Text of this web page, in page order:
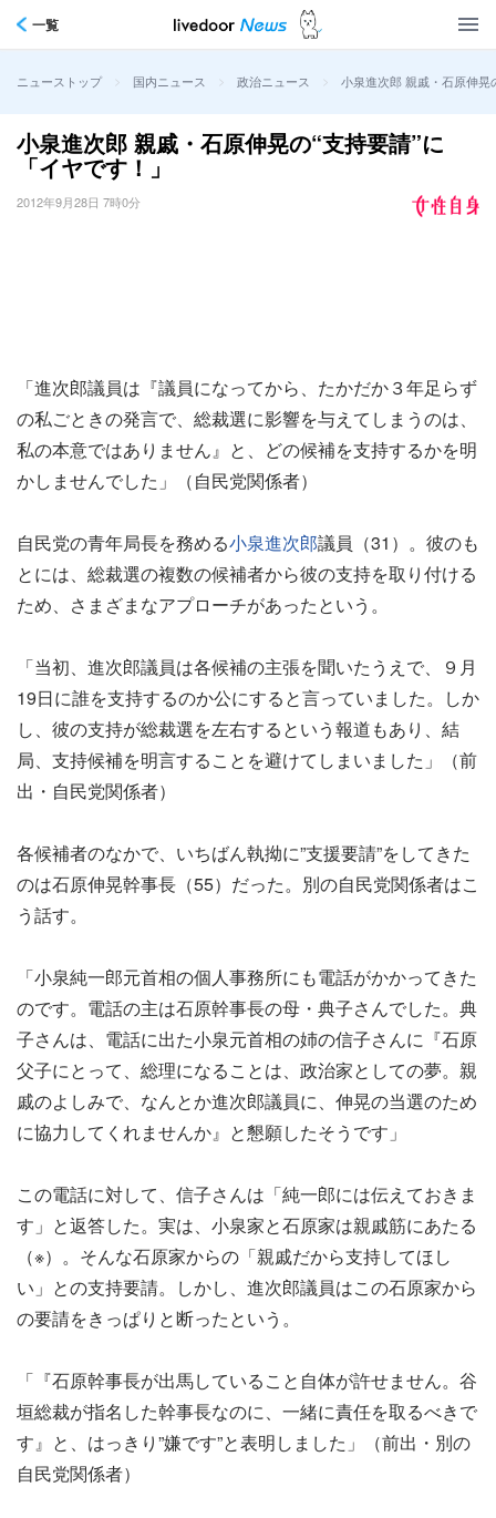
一覧
ニューストップ > 国内ニュース > 政治ニュース > 小泉進次郎 親戚・石原伸晃
小泉進次郎 親戚・石原伸晃の“支持要請”に
「イヤです！」
2012年9月28日 7時0分
「進次郎議員は『議員になってから、たかだか３年足らず
の私ごときの発言で、総裁選に影響を与えてしまうのは、
私の本意ではありません』と、どの候補を支持するかを明
かしませんでした」（自民党関係者）
自民党の青年局長を務める小泉進次郎議員（31）。彼のも
とには、総裁選の複数の候補者から彼の支持を取り付ける
ため、さまざまなアプローチがあったという。
「当初、進次郎議員は各候補の主張を聞いたうえで、９月
19日に誰を支持するのか公にすると言っていました。しか
し、彼の支持が総裁選を左右するという報道もあり、結
局、支持候補を明言することを避けてしまいました」（前
出・自民党関係者）
各候補者のなかで、いちばん執拗に”支援要請”をしてきた
のは石原伸晃幹事長（55）だった。別の自民党関係者はこ
う話す。
「小泉純一郎元首相の個人事務所にも電話がかかってきた
のです。電話の主は石原幹事長の母・典子さんでした。典
子さんは、電話に出た小泉元首相の姉の信子さんに『石原
父子にとって、総理になることは、政治家としての夢。親
戚のよしみで、なんとか進次郎議員に、伸晃の当選のため
に協力してくれませんか』と懇願したそうです」
この電話に対して、信子さんは「純一郎には伝えておきま
す」と返答した。実は、小泉家と石原家は親戚筋にあたる
（※）。そんな石原家からの「親戚だから支持してほし
い」との支持要請。しかし、進次郎議員はこの石原家から
の要請をきっぱりと断ったという。
「『石原幹事長が出馬していること自体が許せません。谷
垣総裁が指名した幹事長なのに、一緒に責任を取るべきで
す』と、はっきり”嫌です”と表明しました」（前出・別の
自民党関係者）